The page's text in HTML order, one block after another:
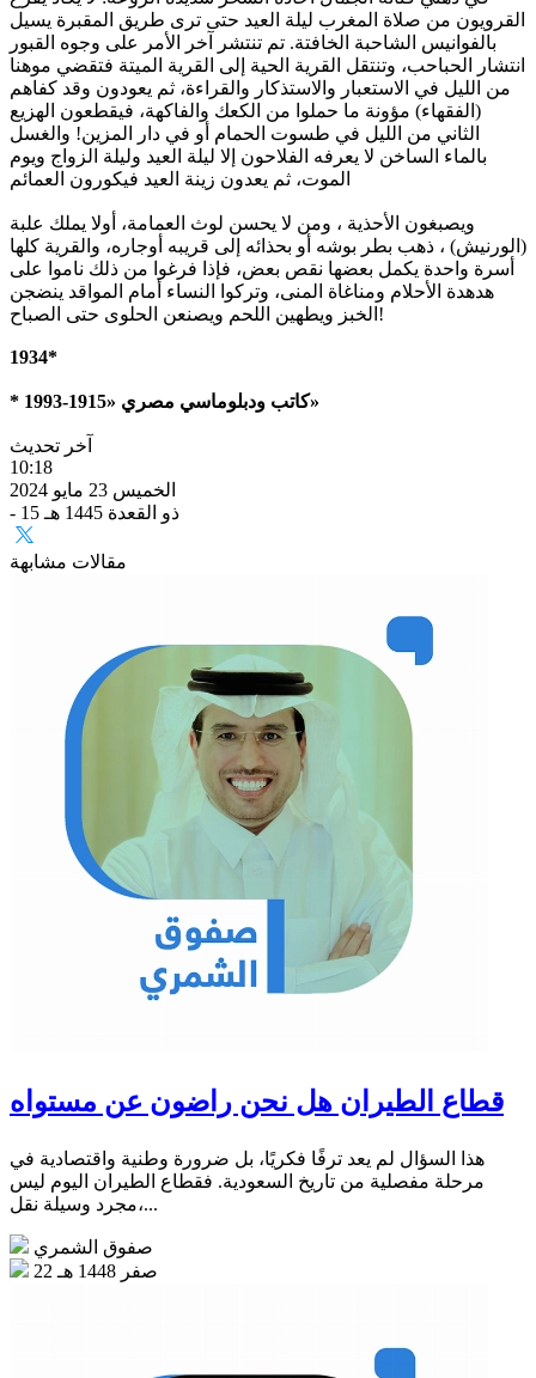
القرويون من صلاة المغرب ليلة العيد حتى ترى طريق المقبرة يسيل
بالفوانيس الشاحبة الخافتة. تم تنتشر آخر الأمر على وجوه القبور
انتشار الحباحب، وتنتقل القرية الحية إلى القرية الميتة فتقضي موهنا
من الليل في الاستعبار والاستذكار والقراءة، ثم يعودون وقد كفاهم
(الفقهاء) مؤونة ما حملوا من الكعك والفاكهة، فيقطعون الهزيع
الثاني من الليل في طسوت الحمام أو في دار المزين! والغسل
بالماء الساخن لا يعرفه الفلاحون إلا ليلة العيد وليلة الزواج ويوم
الموت، ثم يعدون زينة العيد فيكورون العمائم
ويصبغون الأحذية ، ومن لا يحسن لوث العمامة، أولا يملك علبة
(الورنيش) ، ذهب بطر بوشه أو بحذائه إلى قريبه أوجاره، والقرية كلها
أسرة واحدة يكمل بعضها نقص بعض، فإذا فرغوا من ذلك ناموا على
هدهدة الأحلام ومناغاة المنى، وتركوا النساء أمام المواقد ينضجن
الخبز ويطهين اللحم ويصنعن الحلوى حتى الصباح!
1934*
* كاتب ودبلوماسي مصري «1915-1993»
آخر تحديث
10:18
الخميس 23 مايو 2024
- 15 ذو القعدة 1445 هـ
مقالات مشابهة
قطاع الطيران هل نحن راضون عن مستواه
هذا السؤال لم يعد ترفًا فكريًا، بل ضرورة وطنية واقتصادية في
مرحلة مفصلية من تاريخ السعودية. فقطاع الطيران اليوم ليس
مجرد وسيلة نقل،...
صفوق الشمري
22 صفر 1448 هـ